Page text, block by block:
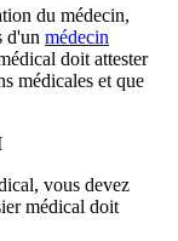
du médecin,
d'un médecin
doit attester
médicales et que
vous devez
médical doit